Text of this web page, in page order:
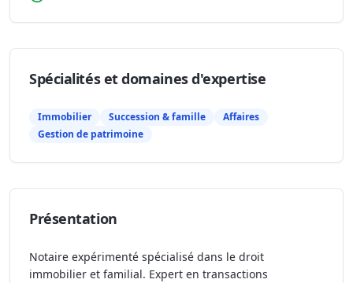
Spécialités et domaines d'expertise
Immobilier Succession & famille
Affaires
Gestion de patrimoine
Présentation
Notaire expérimenté spécialisé dans le droit
immobilier et familial. Expert en transactions